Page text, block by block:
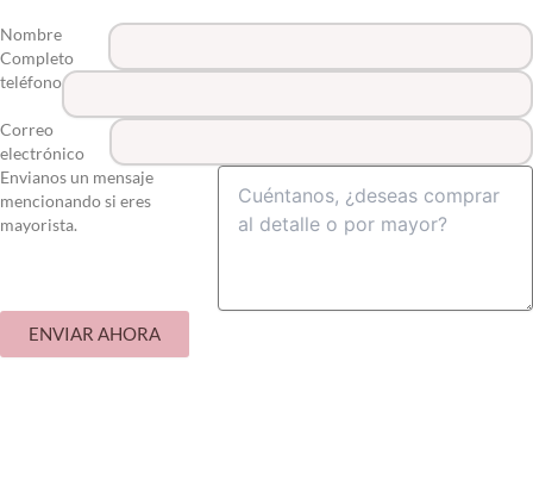
Nombre
Completo
teléfono
Correo
electrónico
Envianos un mensaje
mencionando si eres
mayorista.
ENVIAR AHORA